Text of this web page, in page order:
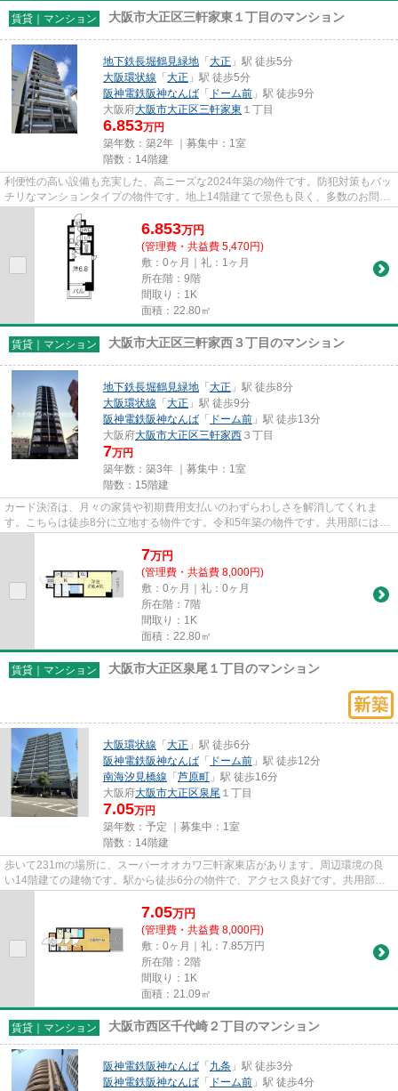
賃貸｜マンション 大阪市大正区三軒家東１丁目のマンション
地下鉄長堀鶴見緑地 「 大正 」駅 徒歩5分
大阪環状線 「 大正 」駅 徒歩5分
阪神電鉄阪神なんば 「 ドーム前 」駅 徒歩9分
大阪府大阪市大正区三軒家東 １丁目
6.853万円
築年数：築2年 ｜募集中： 1室
階数：14階建
利便性の高い設備も充実した、高ニーズな2024年築の物件です。防犯対策もバッ
チリなマンションタイプの物件です。地上14階建てで景色も良く、多数のお問い
合わせをいただいております...
6.853万円
(管理費・共益費 5,470円)
敷：0ヶ月｜礼：1ヶ月
所在階：9階
間取り：1K
面積：22.80㎡
賃貸｜マンション 大阪市大正区三軒家西３丁目のマンション
地下鉄長堀鶴見緑地 「 大正 」駅 徒歩8分
大阪環状線 「 大正 」駅 徒歩9分
阪神電鉄阪神なんば 「 ドーム前 」駅 徒歩13分
大阪府大阪市大正区三軒家西 ３丁目
7万円
築年数：築3年 ｜募集中： 1室
階数：15階建
カード決済は、月々の家賃や初期費用支払いのわずらわしさを解消してくれま
す。こちらは徒歩8分に立地する物件です。令和5年築の物件です。共用部には敷
7万円
(管理費・共益費 8,000円)
敷：0ヶ月｜礼：0ヶ月
所在階：7階
間取り：1K
面積：22.80㎡
賃貸｜マンション 大阪市大正区泉尾１丁目のマンション
大阪環状線 「 大正 」駅 徒歩6分
阪神電鉄阪神なんば 「 ドーム前 」駅 徒歩12分
南海汐見橋線 「 芦原町 」駅 徒歩16分
大阪府大阪市大正区泉尾 １丁目
7.05万円
築年数：予定 ｜募集中： 1室
階数：14階建
歩いて231mの場所に、スーパーオオカワ三軒家東店があります。周辺環境の良
い14階建ての建物です。駅から徒歩6分の物件で、アクセス良好です。共用部に
7.05万円
(管理費・共益費 8,000円)
敷：0ヶ月｜礼：7.85万円
所在階：2階
間取り：1K
面積：21.09㎡
賃貸｜マンション 大阪市西区千代崎２丁目のマンション
阪神電鉄阪神なんば 「 九条 」駅 徒歩3分
阪神電鉄阪神なんば 「 ドーム前 」駅 徒歩4分